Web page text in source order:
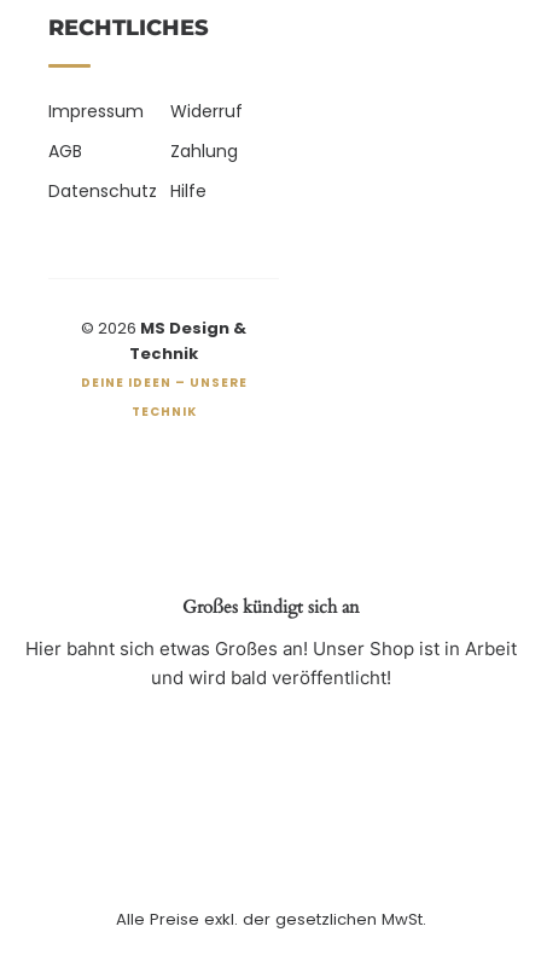
Großes kündigt sich an
Hier bahnt sich etwas Großes an! Unser Shop ist in Arbeit
und wird bald veröffentlicht!
RECHTLICHES
Impressum
Widerruf
AGB
Zahlung
Datenschutz Hilfe
© 2026 MS Design &
Technik
DEINE IDEEN – UNSERE
TECHNIK
Alle Preise exkl. der gesetzlichen MwSt.